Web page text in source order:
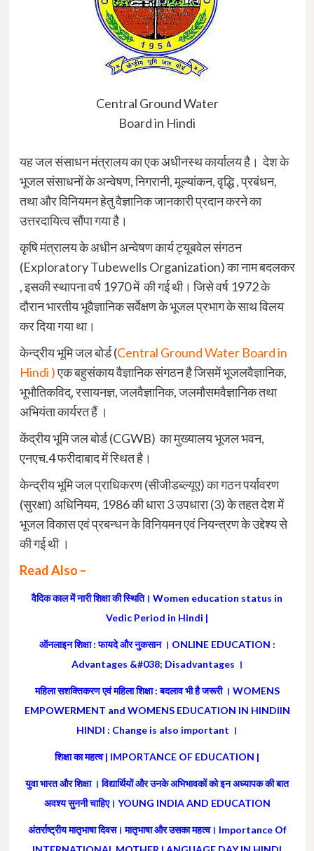
Central Ground Water
Board in Hindi
यह जल संसाधन मंत्रालय का एक अधीनस्थ कार्यालय है। देश के
भूजल संसाधनों के अन्वेषण, निगरानी, मूल्यांकन, वृद्धि , प्रबंधन,
तथा और विनियमन हेतु वैज्ञानिक जानकारी प्रदान करने का
उत्तरदायित्व सौंपा गया है।
कृषि मंत्रालय के अधीन अन्वेषण कार्य ट्यूबवेल संगठन
(Exploratory Tubewells Organization) का नाम बदलकर
, इसकी स्थापना वर्ष 1970 में की गई थी। जिसे वर्ष 1972 के
दौरान भारतीय भूवैज्ञानिक सर्वेक्षण के भूजल प्रभाग के साथ विलय
कर दिया गया था।
केन्‍द्रीय भूमि जल बोर्ड (Central Ground Water Board in
Hindi )एक बहुसंकाय वैज्ञानिक संगठन है जिसमें भूजलवैज्ञानिक,
भूभौतिकविद्, रसायनज्ञ, जलवैज्ञानिक, जलमौसम‍वैज्ञानिक तथा
अभियंता कार्यरत हैं ।
केंद्रीय भूमि जल बोर्ड (CGWB) का मुख्‍यालय भूजल भवन,
एनएच.4 फरीदाबाद में स्थित है।
केन्‍द्रीय भूमि जल प्राधिकरण (सीजीडब्‍ल्‍यूए) का गठन पर्यावरण
(सुरक्षा) अधिनियम, 1986 की धारा 3 उपधारा (3) के तहत देश में
भूजल विकास एवं प्रबन्‍धन के विनियमन एवं नियन्‍त्रण के उद्देश्‍य से
की गई थी ।
Read Also –
वैदिक काल में नारी शिक्षा की स्थिति। Women education status in
Vedic Period in Hindi |
ऑनलाइन शिक्षा : फायदे और नुकसान । ONLINE EDUCATION :
Advantages &#038; Disadvantages ।
महिला सशक्तिकरण एवं महिला शिक्षा : बदलाव भी है जरूरी । WOMENS
EMPOWERMENT and WOMENS EDUCATION IN HINDIIN
HINDI : Change is also important ।
शिक्षा का महत्व | IMPORTANCE OF EDUCATION |
युवा भारत और शिक्षा । विद्यार्थियों और उनके अभिभावकों को इन अध्यापक की बात
अवश्य सुननी चाहिए। YOUNG INDIA AND EDUCATION
अंतर्राष्ट्रीय मातृभाषा दिवस। मातृभाषा और उसका महत्व। Importance Of